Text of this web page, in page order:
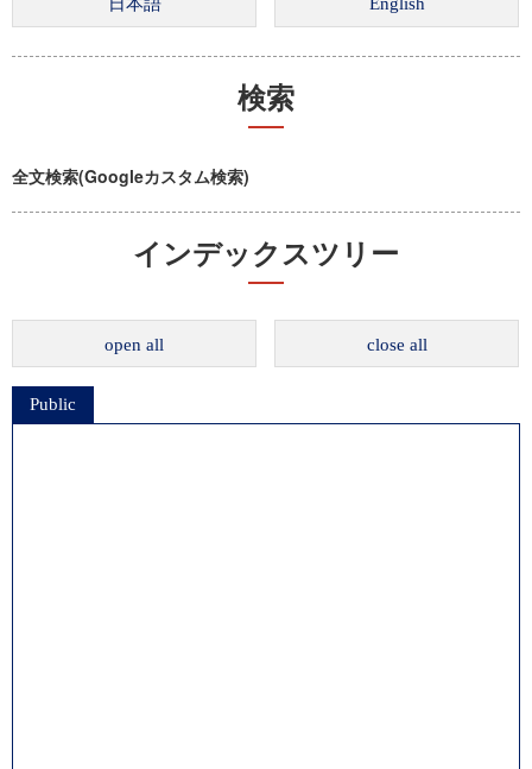
検索
全文検索(Googleカスタム検索)
インデックスツリー
open all close all
Public